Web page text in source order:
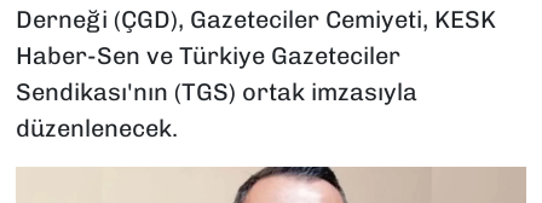
Derneği (ÇGD), Gazeteciler Cemiyeti, KESK
Haber-Sen ve Türkiye Gazeteciler
Sendikası'nın (TGS) ortak imzasıyla
düzenlenecek.